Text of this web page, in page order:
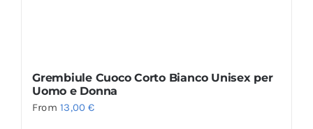
Grembiule Cuoco Corto Bianco Unisex per
Uomo e Donna
From13,00€